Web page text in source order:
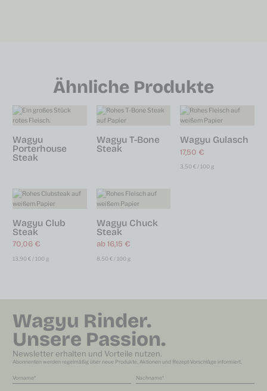
Ähnliche Produkte
Wagyu
Porterhouse
Steak
Wagyu T-Bone
Steak
Wagyu Gulasch
17,50 €
3,50€/ 100 g
Wagyu Club
Steak
70,06 €
13,90€/ 100 g
Wagyu Chuck
Steak
ab16,15 €
8,50€/ 100 g
Wagyu Rinder.
Unsere Passion.
Newsletter erhalten und Vorteile nutzen.
Abonnenten werden regelmäßig über neue Produkte, Aktionen und Rezept-Vorschläge informiert.
Vorname Nachname